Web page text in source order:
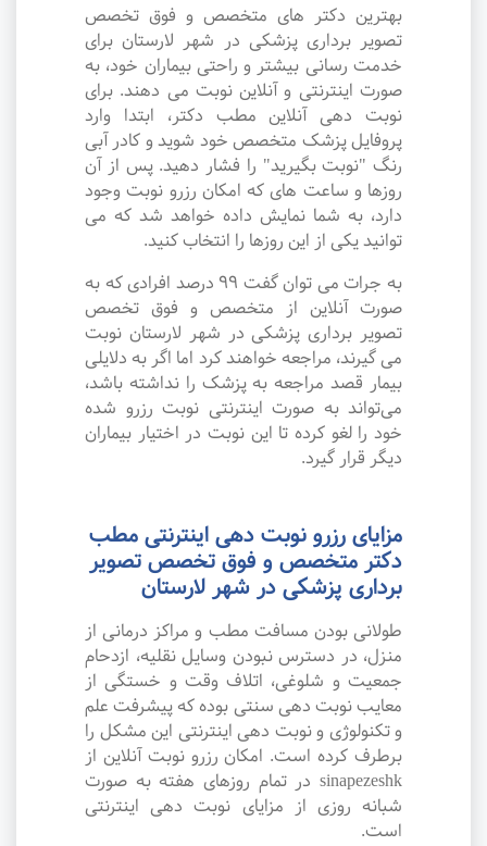
بهترین دکتر های متخصص و فوق تخصص
تصویر برداری پزشکی در شهر لارستان برای
خدمت رسانی بیشتر و راحتی بیماران خود، به
صورت اینترنتی و آنلاین نوبت می دهند. برای
نوبت دهی آنلاین مطب دکتر، ابتدا وارد
پروفایل پزشک متخصص خود شوید و کادر آبی
رنگ "نوبت بگیرید" را فشار دهید. پس از آن
روزها و ساعت های که امکان رزرو نوبت وجود
دارد، به شما نمایش داده خواهد شد که می
توانید یکی از این روزها را انتخاب کنید.
به جرات می‌ توان گفت ۹۹ درصد افرادی که به
صورت آنلاین از متخصص و فوق تخصص
تصویر برداری پزشکی در شهر لارستان نوبت
می گیرند، مراجعه خواهند کرد اما اگر به دلایلی
بیمار قصد مراجعه به پزشک را نداشته باشد،
می‌تواند به صورت اینترنتی نوبت رزرو شده
خود را لغو کرده تا این نوبت در اختیار بیماران
دیگر قرار گیرد.
مزایای رزرو نوبت دهی اینترنتی مطب
دکتر متخصص و فوق تخصص تصویر
برداری پزشکی در شهر لارستان
طولانی بودن مسافت مطب و مراکز درمانی از
منزل، در دسترس نبودن وسایل نقلیه، ازدحام
جمعیت و شلوغی، اتلاف وقت و خستگی از
معایب نوبت دهی سنتی بوده که پیشرفت علم
و تکنولوژی و نوبت دهی اینترنتی این مشکل را
برطرف کرده است. امکان رزرو نوبت آنلاین از
sinapezeshk در تمام روزهای هفته به صورت
شبانه روزی از مزایای نوبت دهی اینترنتی
است.